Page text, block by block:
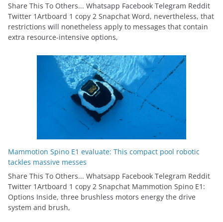
Share This To Others... Whatsapp Facebook Telegram Reddit
Twitter 1Artboard 1 copy 2 Snapchat Word, nevertheless, that
restrictions will nonetheless apply to messages that contain
extra resource-intensive options,
Mammotion Spino E1 evaluate: This compact pool robotic
tackles massive messes
Share This To Others... Whatsapp Facebook Telegram Reddit
Twitter 1Artboard 1 copy 2 Snapchat Mammotion Spino E1:
Options Inside, three brushless motors energy the drive
system and brush,